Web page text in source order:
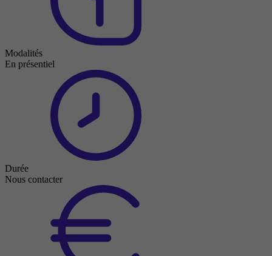
Modalités
En présentiel
Durée
Nous contacter